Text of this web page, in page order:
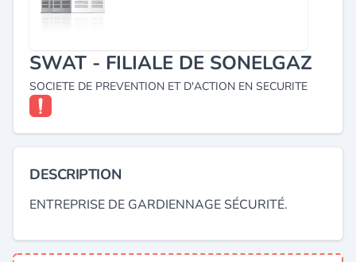
SWAT - FILIALE DE SONELGAZ
SOCIETE DE PREVENTION ET D'ACTION EN SECURITE
DESCRIPTION
ENTREPRISE DE GARDIENNAGE SÉCURITÉ.